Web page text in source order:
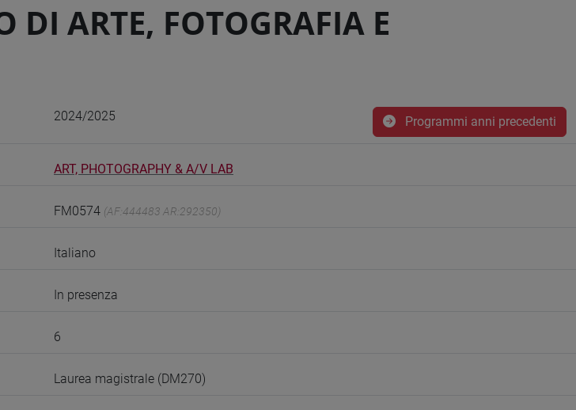
DI ARTE, FOTOGRAFIA E
2024/2025 Programmi anni precedenti
ART, PHOTOGRAPHY & A/V LAB
FM0574 (AF:444483 AR:292350)
Italiano
In presenza
6
Laurea magistrale (DM270)